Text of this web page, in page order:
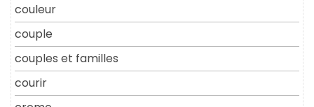
couleur
couple
couples et familles
courir